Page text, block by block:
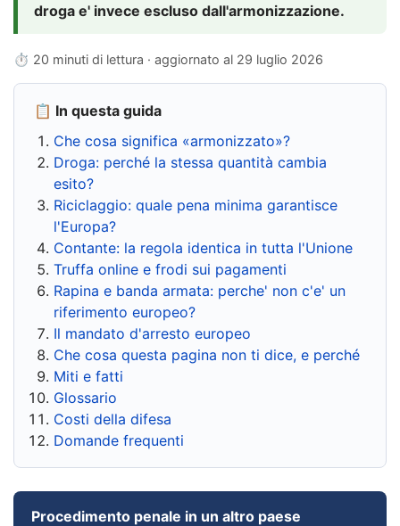
droga e' invece escluso dall'armonizzazione.
⏱ 20 minuti di lettura · aggiornato al 29 luglio 2026
📋 In questa guida
Che cosa significa «armonizzato»?
Droga: perché la stessa quantità cambia
esito?
Riciclaggio: quale pena minima garantisce
l'Europa?
Contante: la regola identica in tutta l'Unione
Truffa online e frodi sui pagamenti
Rapina e banda armata: perche' non c'e' un
riferimento europeo?
Il mandato d'arresto europeo
Che cosa questa pagina non ti dice, e perché
Miti e fatti
Glossario
Costi della difesa
Domande frequenti
Procedimento penale in un altro paese